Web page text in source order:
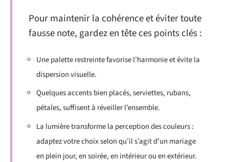
Pour maintenir la cohérence et éviter toute
fausse note, gardez en tête ces points clés :
Une palette restreinte favorise l’harmonie et évite la
dispersion visuelle.
Quelques accents bien placés, serviettes, rubans,
pétales, suffisent à réveiller l’ensemble.
La lumière transforme la perception des couleurs :
adaptez votre choix selon qu’il s’agit d’un mariage
en plein jour, en soirée, en intérieur ou en extérieur.